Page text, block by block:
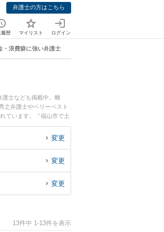
弁護士の方はこちら
履歴 マイリスト ログイン
・浪費癖に強い弁護士
護士なども掲載中。離
之弁護士やベリーベスト
ています。『福山市で土
近くの弁護士を検索した
変更
変更
変更
13件中 1-13件を表示